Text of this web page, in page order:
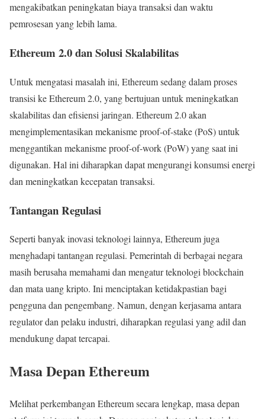
mengakibatkan peningkatan biaya transaksi dan waktu
pemrosesan yang lebih lama.
Ethereum 2.0 dan Solusi Skalabilitas
Untuk mengatasi masalah ini, Ethereum sedang dalam proses
transisi ke Ethereum 2.0, yang bertujuan untuk meningkatkan
skalabilitas dan efisiensi jaringan. Ethereum 2.0 akan
mengimplementasikan mekanisme proof-of-stake (PoS) untuk
menggantikan mekanisme proof-of-work (PoW) yang saat ini
digunakan. Hal ini diharapkan dapat mengurangi konsumsi energi
dan meningkatkan kecepatan transaksi.
Tantangan Regulasi
Seperti banyak inovasi teknologi lainnya, Ethereum juga
menghadapi tantangan regulasi. Pemerintah di berbagai negara
masih berusaha memahami dan mengatur teknologi blockchain
dan mata uang kripto. Ini menciptakan ketidakpastian bagi
pengguna dan pengembang. Namun, dengan kerjasama antara
regulator dan pelaku industri, diharapkan regulasi yang adil dan
mendukung dapat tercapai.
Masa Depan Ethereum
Melihat perkembangan Ethereum secara lengkap, masa depan